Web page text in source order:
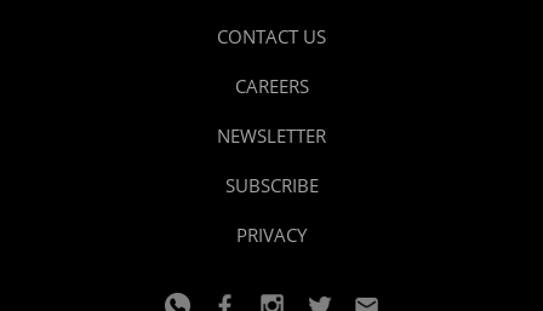
CONTACT US
CAREERS
NEWSLETTER
SUBSCRIBE
PRIVACY